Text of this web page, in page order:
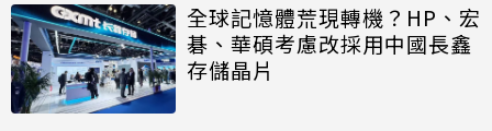
全球記憶體荒現轉機？HP、宏
碁、華碩考慮改採用中國長鑫
存儲晶片